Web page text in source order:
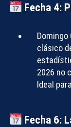
Fecha 4:
Domingo
clásico
2026 no
Ideal
Fecha 6: